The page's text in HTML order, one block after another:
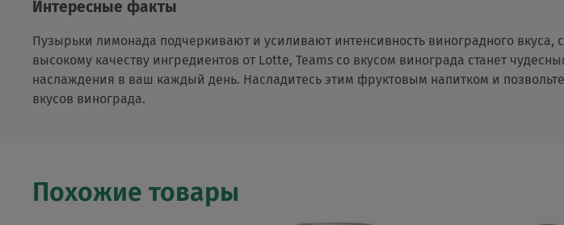
Интересные факты
Пузырьки лимонада подчеркивают и усиливают интенсивность виноградного
высокому качеству ингредиентов от Lotte, Teams со вкусом винограда станет
наслаждения в ваш каждый день. Насладитесь этим фруктовым напитком и
вкусов винограда.
Похожие товары